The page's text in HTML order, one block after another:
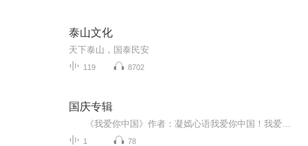
泰山文化
天下泰山，国泰民安
119 8702
国庆专辑
1 78